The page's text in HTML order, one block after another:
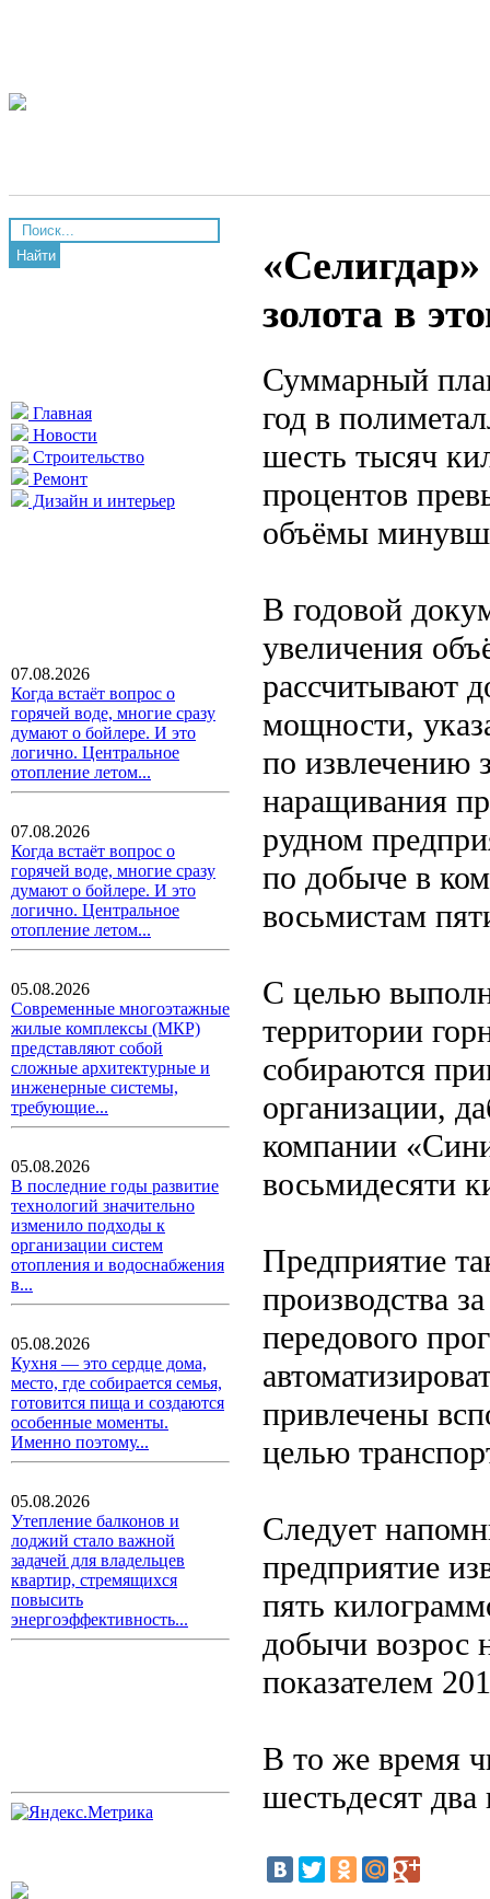
Найти
Главная
Новости
Строительство
Ремонт
Дизайн и интерьер
07.08.2026
Когда встаёт вопрос о
горячей воде, многие сразу
думают о бойлере. И это
логично. Центральное
отопление летом...
07.08.2026
Когда встаёт вопрос о
горячей воде, многие сразу
думают о бойлере. И это
логично. Центральное
отопление летом...
05.08.2026
Современные многоэтажные
жилые комплексы (МКР)
представляют собой
сложные архитектурные и
инженерные системы,
требующие...
05.08.2026
В последние годы развитие
технологий значительно
изменило подходы к
организации систем
отопления и водоснабжения
в...
05.08.2026
Кухня — это сердце дома,
место, где собирается семья,
готовится пища и создаются
особенные моменты.
Именно поэтому...
05.08.2026
Утепление балконов и
лоджий стало важной
задачей для владельцев
квартир, стремящихся
повысить
энергоэффективность...
золота в
Суммарный
год в
шесть тысяч
процентов
объёмы
В годовой
увеличения
рассчитывают
мощности,
по извлечению
наращивания
рудном
по добыче в
восьмистам
С целью
территории
собираются
организации,
компании
восьмидесяти
Предприятие
производства
передового
привлечены
целью
Следует
предприятие
пять
добычи возрос
показателем
В то же время
шестьдесят два